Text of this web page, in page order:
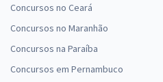
Concursos no Ceará
Concursos no Maranhão
Concursos na Paraíba
Concursos em Pernambuco